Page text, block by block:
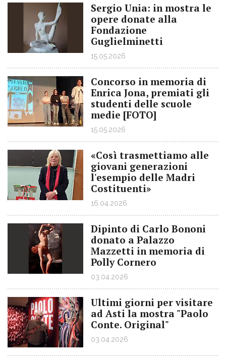
Sergio Unia: in mostra le
opere donate alla
Fondazione
Guglielminetti
15.05.2026
Concorso in memoria di
Enrica Jona, premiati gli
studenti delle scuole
medie [FOTO]
15.05.2026
«Così trasmettiamo alle
giovani generazioni
l'esempio delle Madri
Costituenti»
16.04.2026
Dipinto di Carlo Bononi
donato a Palazzo
Mazzetti in memoria di
Polly Cornero
03.04.2026
Ultimi giorni per visitare
ad Asti la mostra "Paolo
Conte. Original"
03.04.2026